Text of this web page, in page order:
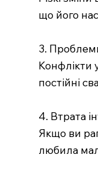
що його
3.
Конфлікти
постійні
4. Втрата
Якщо ви
любила